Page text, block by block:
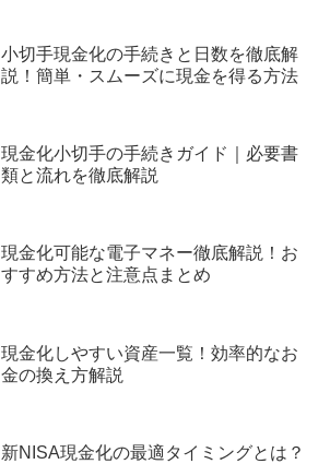
小切手現金化の手続きと日数を徹底解
説！簡単・スムーズに現金を得る方法
現金化小切手の手続きガイド｜必要書
類と流れを徹底解説
現金化可能な電子マネー徹底解説！お
すすめ方法と注意点まとめ
現金化しやすい資産一覧！効率的なお
金の換え方解説
新NISA現金化の最適タイミングとは？